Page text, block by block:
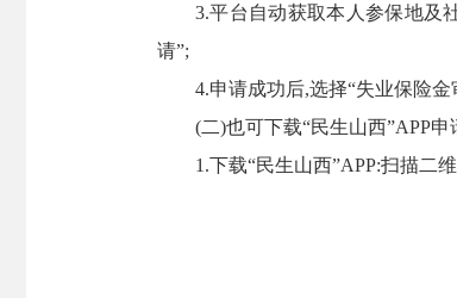
3.平台自动获取本人参保地及
请”;
4.申请成功后,选择“失业保险金
(二)也可下载“民生山西”APP申
1.下载“民生山西”APP:扫描二